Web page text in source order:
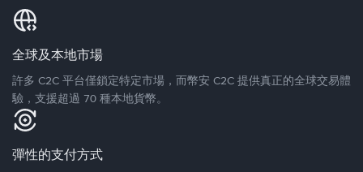
全球及本地市場
許多 C2C 平台僅鎖定特定市場，而幣安 C2C 提供真正的全球交易體
驗，支援超過 70 種本地貨幣。
彈性的支付方式